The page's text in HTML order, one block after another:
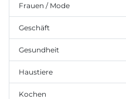
Frauen / Mode
Geschäft
Gesundheit
Haustiere
Kochen